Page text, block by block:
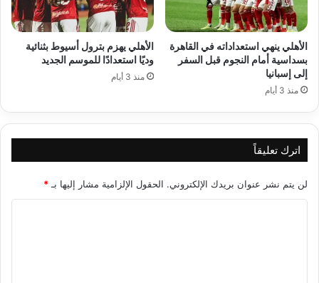
الأهلي ينهي استعداداته في القاهرة
بسداسية أمام النجوم قبل السفر
إلى إسبانيا
منذ 3 أيام
الأهلي يهزم بترول أسيوط بثنائية
وديًا استعدادًا للموسم الجديد
منذ 3 أيام
اترك تعليقاً
لن يتم نشر عنوان بريدك الإلكتروني. الحقول الإلزامية مشار إليها بـ *